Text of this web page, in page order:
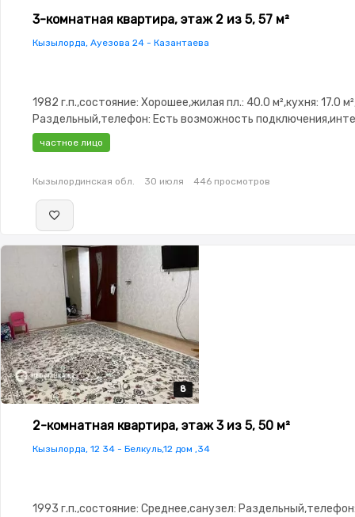
3-комнатная квартира, этаж 2 из 5, 57 м²
Кызылорда, Ауезова 24 - Казантаева
1982 г.п.,состояние: Хорошее,жилая пл.: 40.0 м²,кухня: 17.0
Раздельный,телефон: Есть возможность
Проводной,Полностью меблирована,Полностью
Рядом охраняемая стоянка,Домофон,Кодовый
окна,Неугловая,Улучшенная,Комнаты
кухня,Новая сантехника,Кладовка,Тихий двор,Кондиционер
частное лицо
Кызылординская обл. 30 июля 446 просмотров
8
8
8
8
8
2-комнатная квартира, этаж 3 из 5, 50 м²
Кызылорда, 12 34 - Белкуль,12 дом ,34
1993 г.п.,состояние: Среднее,санузел: